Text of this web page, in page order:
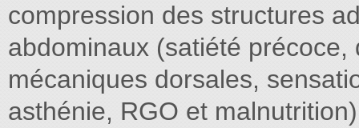
compression des structures
abdominaux (satiété
mécaniques dorsales,
asthénie, RGO et